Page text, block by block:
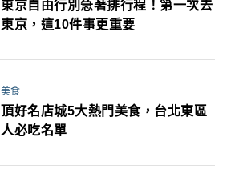
東京自由行別急著排行程！第一次去
東京，這10件事更重要
美食
頂好名店城5大熱門美食，台北東區
人必吃名單